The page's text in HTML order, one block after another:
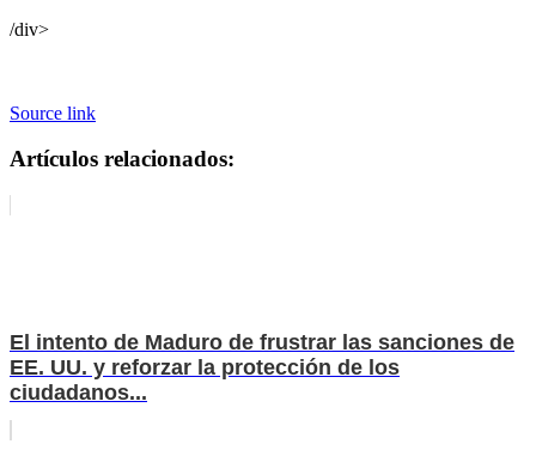
/div>
Source link
Artículos relacionados:
El intento de Maduro de frustrar las sanciones de
EE. UU. y reforzar la protección de los
ciudadanos...